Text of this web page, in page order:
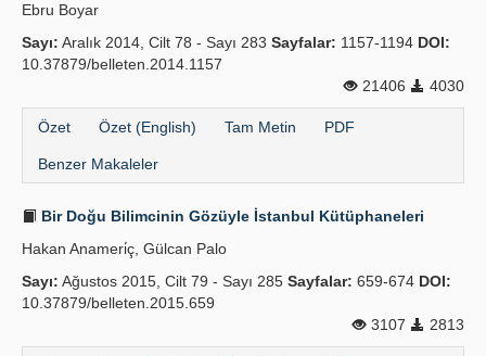
Ebru Boyar
Sayı: Aralık 2014, Cilt 78 - Sayı 283 Sayfalar: 1157-1194 DOI:
10.37879/belleten.2014.1157
21406
4030
Özet Özet (English) Tam Metin PDF
Benzer Makaleler
Bir Doğu Bilimcinin Gözüyle İstanbul Kütüphaneleri
Hakan Anameri̇ç, Gülcan Palo
Sayı: Ağustos 2015, Cilt 79 - Sayı 285 Sayfalar: 659-674 DOI:
10.37879/belleten.2015.659
3107
2813